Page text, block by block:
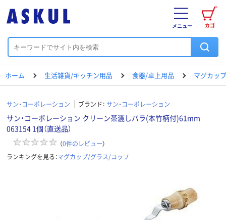
カゴ
メニュー
ホーム 生活雑貨/キッチン用品 食器/卓上用品 マグカッ
サン・コーポレーション ブランド： サン・コーポレーション
サン・コーポレーション クリーン茶漉しバラ(本竹柄付)61mm
063154 1個（直送品）
（0件のレビュー）
ランキングを見る：マグカップ/グラス/コップ